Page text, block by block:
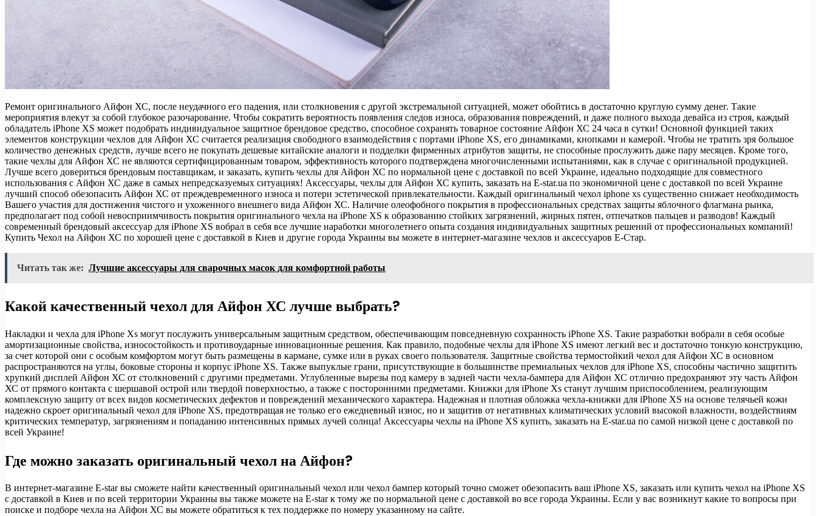
Ремонт оригинального Айфон ХС, после неудачного его падения, или столкновения с другой экстремальной ситуацией, может обойтись в достаточно круглую сумму денег. Такие
мероприятия влекут за собой глубокое разочарование. Чтобы сократить вероятность появления следов износа, образования повреждений, и даже полного выхода девайса из строя, каждый
обладатель iPhone XS может подобрать индивидуальное защитное брендовое средство, способное сохранять товарное состояние Айфон ХС 24 часа в сутки! Основной функцией таких
элементов конструкции чехлов для Айфон ХС считается реализация свободного взаимодействия с портами iPhone XS, его динамиками, кнопками и камерой. Чтобы не тратить зря большое
количество денежных средств, лучше всего не покупать дешевые китайские аналоги и подделки фирменных атрибутов защиты, не способные прослужить даже пару месяцев. Кроме того,
такие чехлы для Айфон ХС не являются сертифицированным товаром, эффективность которого подтверждена многочисленными испытаниями, как в случае с оригинальной продукцией.
Лучше всего довериться брендовым поставщикам, и заказать, купить чехлы для Айфон ХС по нормальной цене с доставкой по всей Украине, идеально подходящие для совместного
использования с Айфон ХС даже в самых непредсказуемых ситуациях! Аксессуары, чехлы для Айфон ХС купить, заказать на E-star.ua по экономичной цене с доставкой по всей Украине
лучший способ обезопасить Айфон ХС от преждевременного износа и потери эстетической привлекательности. Каждый оригинальный чехол iphone xs существенно снижает необходимость
Вашего участия для достижения чистого и ухоженного внешнего вида Айфон ХС. Наличие олеофобного покрытия в профессиональных средствах защиты яблочного флагмана рынка,
предполагает под собой невосприимчивость покрытия оригинального чехла на iPhone XS к образованию стойких загрязнений, жирных пятен, отпечатков пальцев и разводов! Каждый
современный брендовый аксессуар для iPhone XS вобрал в себя все лучшие наработки многолетнего опыта создания индивидуальных защитных решений от профессиональных компаний!
Купить Чехол на Айфон ХС по хорошей цене с доставкой в Киев и другие города Украины вы можете в интернет-магазине чехлов и аксессуаров Е-Стар.
Читать так же: Лучшие аксессуары для сварочных масок для комфортной работы
Какой качественный чехол для Айфон ХС лучше выбрать?
Накладки и чехла для iPhone Xs могут послужить универсальным защитным средством, обеспечивающим повседневную сохранность iPhone XS. Такие разработки вобрали в себя особые
амортизационные свойства, износостойкость и противоударные инновационные решения. Как правило, подобные чехлы для iPhone XS имеют легкий вес и достаточно тонкую конструкцию,
за счет которой они с особым комфортом могут быть размещены в кармане, сумке или в руках своего пользователя. Защитные свойства термостойкий чехол для Айфон ХС в основном
распространяются на углы, боковые стороны и корпус iPhone XS. Также выпуклые грани, присутствующие в большинстве премиальных чехлов для iPhone XS, способны частично защитить
хрупкий дисплей Айфон ХС от столкновений с другими предметами. Углубленные вырезы под камеру в задней части чехла-бампера для Айфон ХС отлично предохраняют эту часть Айфон
ХС от прямого контакта с шершавой острой или твердой поверхностью, а также с посторонними предметами. Книжки для iPhone Xs станут лучшим приспособлением, реализующим
комплексную защиту от всех видов косметических дефектов и повреждений механического характера. Надежная и плотная обложка чехла-книжки для iPhone XS на основе телячьей кожи
надежно скроет оригинальный чехол для iPhone XS, предотвращая не только его ежедневный износ, но и защитив от негативных климатических условий высокой влажности, воздействиям
критических температур, загрязнениям и попаданию интенсивных прямых лучей солнца! Аксессуары чехлы на iPhone XS купить, заказать на E-star.ua по самой низкой цене с доставкой по
всей Украине!
Где можно заказать оригинальный чехол на Айфон?
В интернет-магазине E-star вы сможете найти качественный оригинальный чехол или чехол бампер который точно сможет обезопасить ваш iPhone XS, заказать или купить чехол на iPhone XS
с доставкой в Киев и по всей территории Украины вы также можете на E-star к тому же по нормальной цене с доставкой во все города Украины. Если у вас возникнут какие то вопросы при
поиске и подборе чехла на Айфон ХС вы можете обратиться к тех поддержке по номеру указанному на сайте.